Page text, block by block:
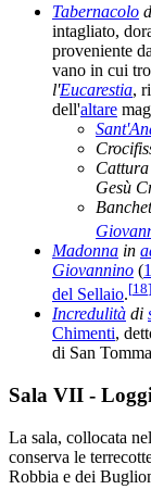
Tabernacolo
intagliato,
proveniente
vano in cui
l'Eucarestia,
dell'altare
Gesù
Madonna in
Giovannino (
del Sellaio.[18]
Incredulità di
Chimenti,
di San
Sala VII -
La sala, collocata
conserva le
Robbia e dei